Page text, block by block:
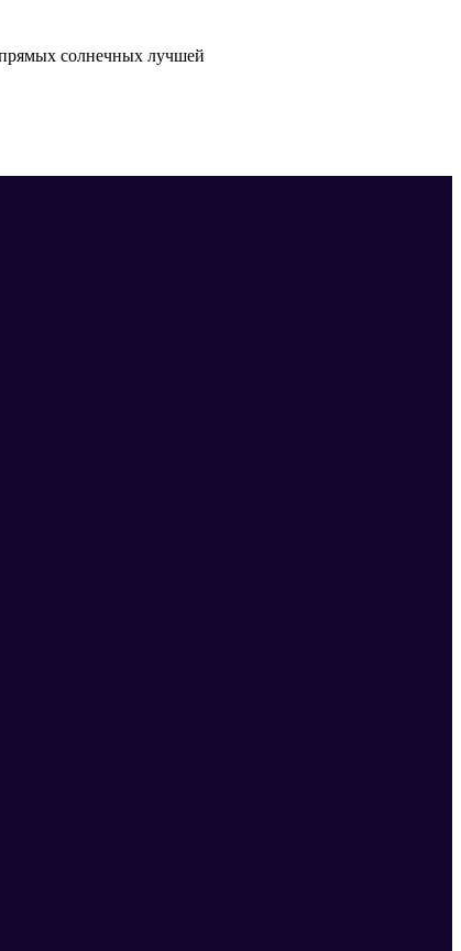
прямых солнечных лучшей